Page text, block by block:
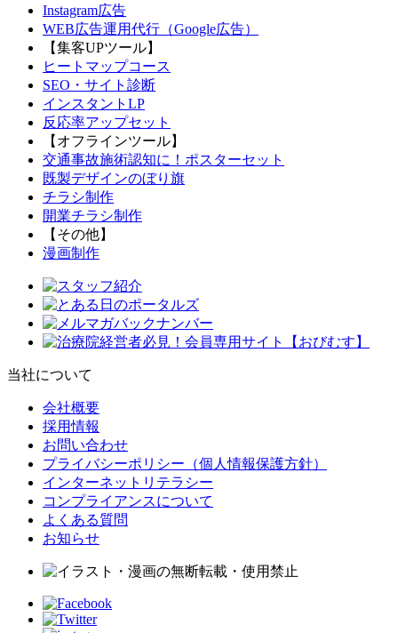
Instagram広告
WEB広告運用代行（Google広告）
【集客UPツール】
ヒートマップコース
SEO・サイト診断
インスタントLP
反応率アップセット
【オフラインツール】
交通事故施術認知に！ポスターセット
既製デザインのぼり旗
チラシ制作
開業チラシ制作
【その他】
漫画制作
当社について
会社概要
採用情報
お問い合わせ
プライバシーポリシー（個人情報保護方針）
インターネットリテラシー
コンプライアンスについて
よくある質問
お知らせ